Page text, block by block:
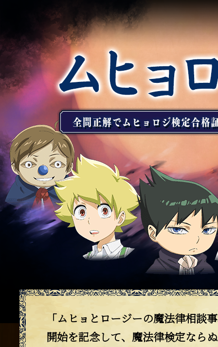
ム
ロ
ジ
「ムヒョとロージーの魔法律相談
開始を記念して、魔法律検定なら